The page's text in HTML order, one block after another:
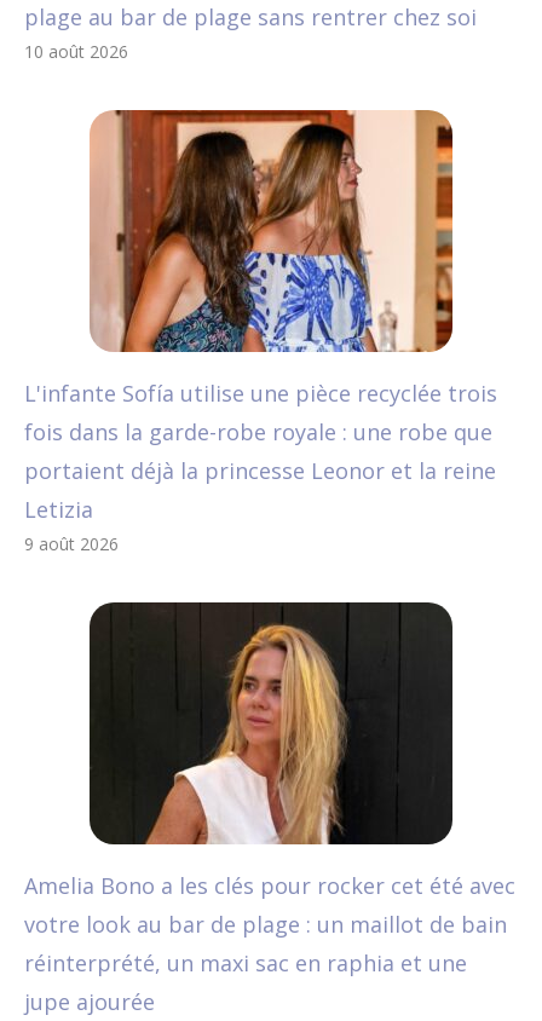
plage au bar de plage sans rentrer chez soi
10 août 2026
L'infante Sofía utilise une pièce recyclée trois
fois dans la garde-robe royale : une robe que
portaient déjà la princesse Leonor et la reine
Letizia
9 août 2026
Amelia Bono a les clés pour rocker cet été avec
votre look au bar de plage : un maillot de bain
réinterprété, un maxi sac en raphia et une
jupe ajourée